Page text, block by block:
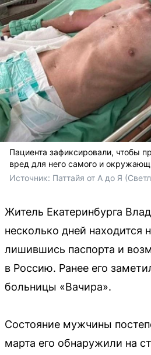
Пациента зафиксировали, чтобы
вред для него самого и
Источник: Паттайя от А до Я
Житель Екатеринбурга
несколько дней находится
лишившись паспорта и
в Россию. Ранее его
больницы «Вачира».
Состояние мужчины
марта его обнаружили на